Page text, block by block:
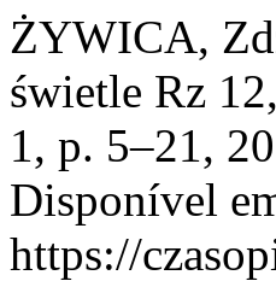
ŻYWICA,
świetle Rz
1, p. 5–21,
Disponível
https://